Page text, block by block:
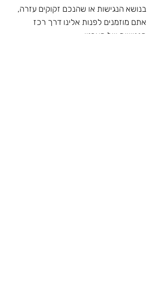
בנושא הנגישות או שהנכם זקוקים עזרה,
אתם מוזמנים לפנות אלינו דרך רכז
הנגישות של הארגון: